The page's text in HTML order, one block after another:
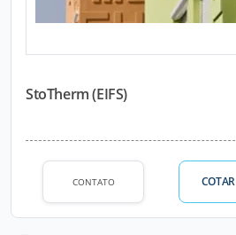
StoTherm (EIFS)
CONTATO COTAR